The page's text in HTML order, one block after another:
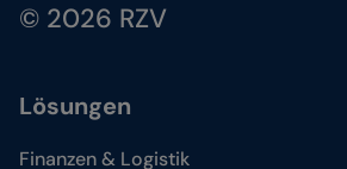
© 2026 RZV
Lösungen
Finanzen & Logistik